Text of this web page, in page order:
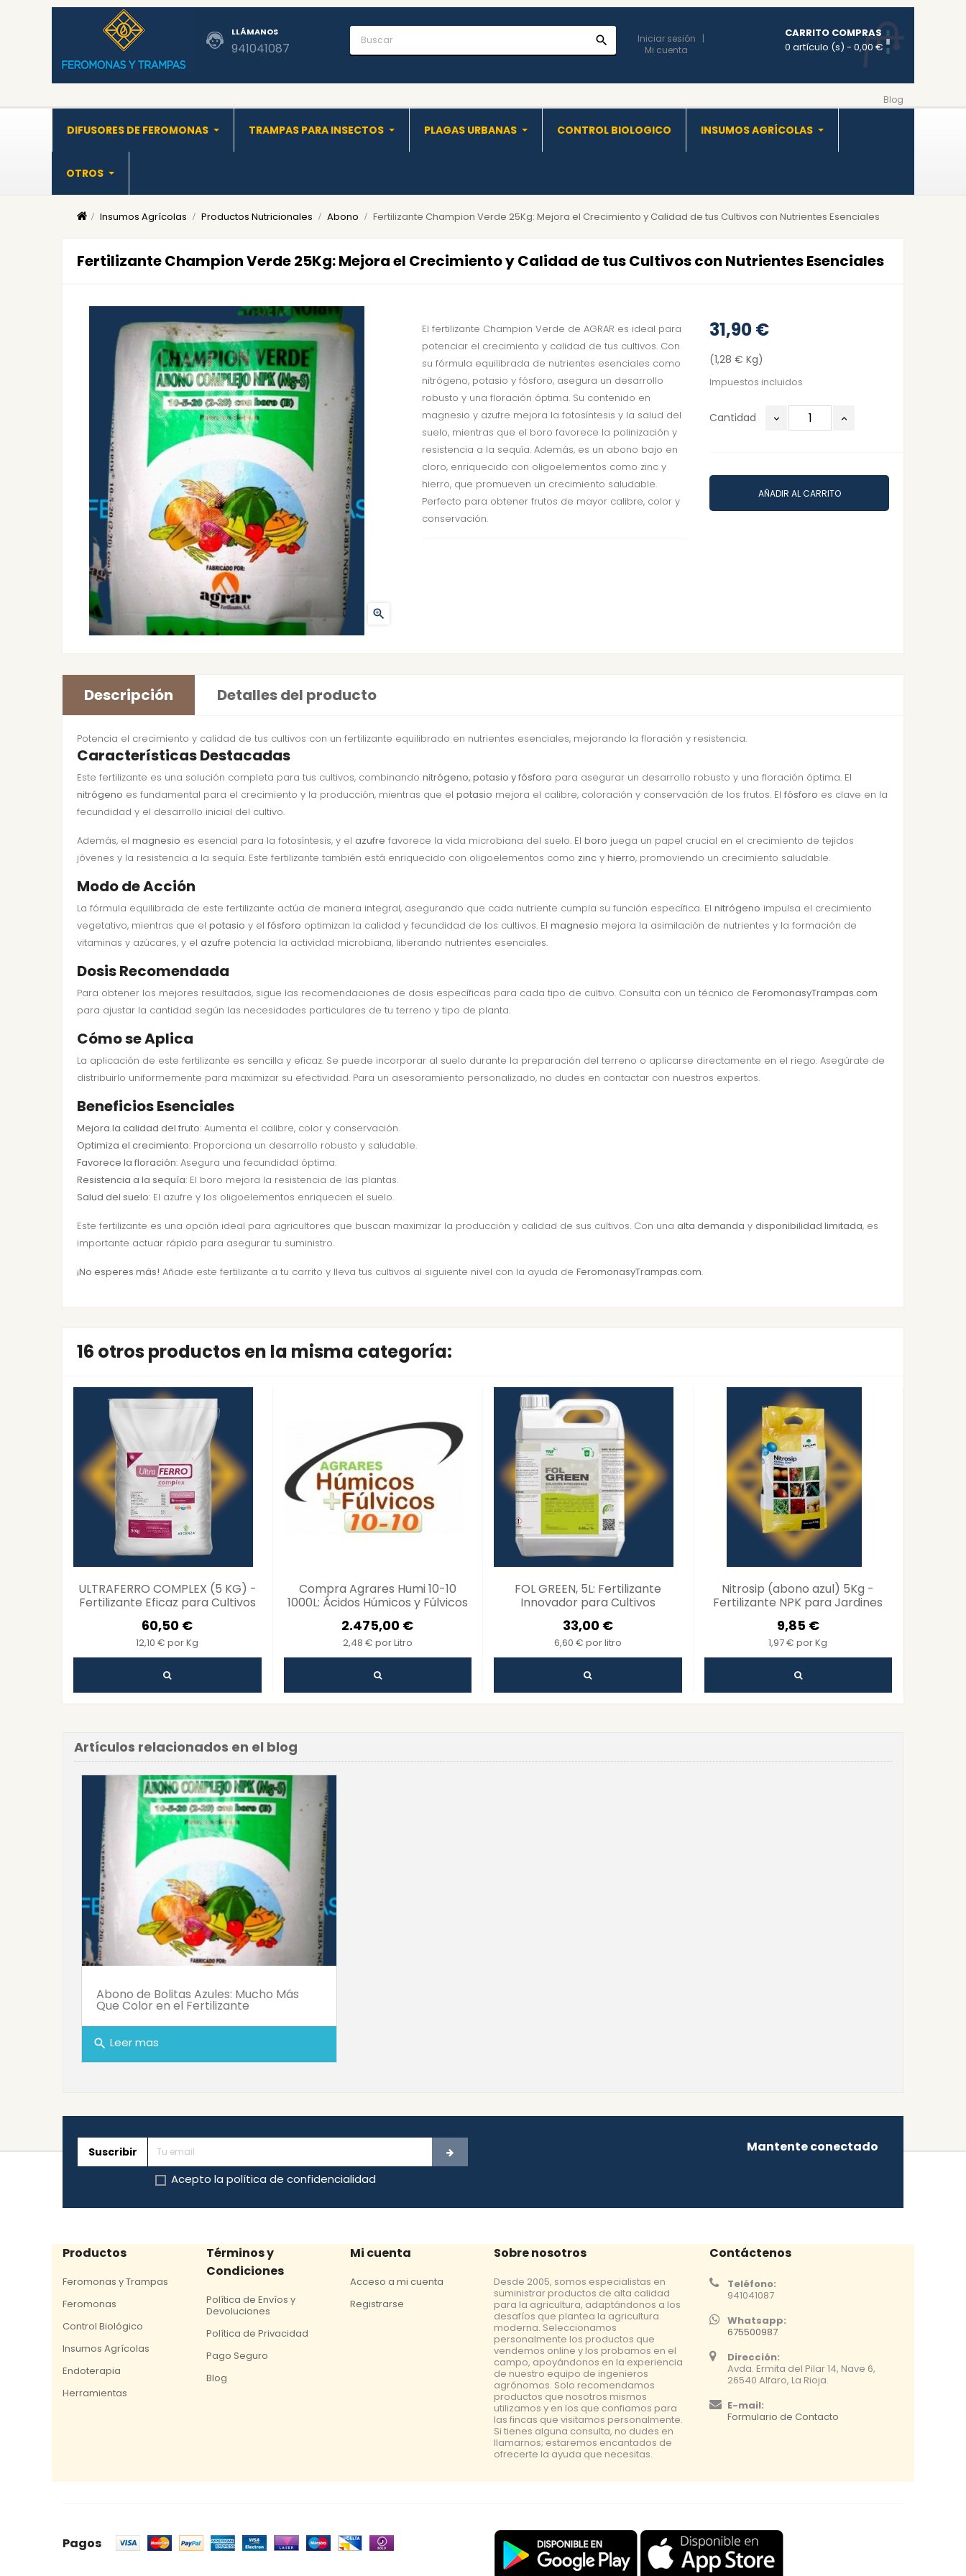
LLÁMANOS
941041087 search
Iniciar sesión
Mi cuenta
CARRITO COMPRAS
0 artículo (s) - 0,00 €
Blog
DIFUSORES DE FEROMONAS TRAMPAS PARA INSECTOS PLAGAS URBANAS CONTROL BIOLOGICO INSUMOS AGRÍCOLAS
OTROS
Insumos Agrícolas Productos Nutricionales Abono Fertilizante Champion Verde 25Kg: Mejora el Crecimiento y Calidad de tus Cultivos con Nutrientes Esenciales
Fertilizante Champion Verde 25Kg: Mejora el Crecimiento y Calidad de tus Cultivos con Nutrientes Esenciales

31,90 €
(1,28 € Kg)
Impuestos incluidos
Cantidad
AÑADIR AL CARRITO
El fertilizante Champion Verde de AGRAR es ideal para
potenciar el crecimiento y calidad de tus cultivos. Con
su fórmula equilibrada de nutrientes esenciales como
nitrógeno, potasio y fósforo, asegura un desarrollo
robusto y una floración óptima. Su contenido en
magnesio y azufre mejora la fotosíntesis y la salud del
suelo, mientras que el boro favorece la polinización y
resistencia a la sequía. Además, es un abono bajo en
cloro, enriquecido con oligoelementos como zinc y
hierro, que promueven un crecimiento saludable.
Perfecto para obtener frutos de mayor calibre, color y
conservación.
Descripción Detalles del producto
Potencia el crecimiento y calidad de tus cultivos con un fertilizante equilibrado en nutrientes esenciales, mejorando la floración y resistencia.
Características Destacadas
Este fertilizante es una solución completa para tus cultivos, combinando nitrógeno, potasio y fósforo para asegurar un desarrollo robusto y una floración óptima. El
nitrógeno es fundamental para el crecimiento y la producción, mientras que el potasio mejora el calibre, coloración y conservación de los frutos. El fósforo es clave en la
fecundidad y el desarrollo inicial del cultivo.
Además, el magnesio es esencial para la fotosíntesis, y el azufre favorece la vida microbiana del suelo. El boro juega un papel crucial en el crecimiento de tejidos
jóvenes y la resistencia a la sequía. Este fertilizante también está enriquecido con oligoelementos como zinc y hierro, promoviendo un crecimiento saludable.
Modo de Acción
La fórmula equilibrada de este fertilizante actúa de manera integral, asegurando que cada nutriente cumpla su función específica. El nitrógeno impulsa el crecimiento
vegetativo, mientras que el potasio y el fósforo optimizan la calidad y fecundidad de los cultivos. El magnesio mejora la asimilación de nutrientes y la formación de
vitaminas y azúcares, y el azufre potencia la actividad microbiana, liberando nutrientes esenciales.
Dosis Recomendada
Para obtener los mejores resultados, sigue las recomendaciones de dosis específicas para cada tipo de cultivo. Consulta con un técnico de FeromonasyTrampas.com
para ajustar la cantidad según las necesidades particulares de tu terreno y tipo de planta.
Cómo se Aplica
La aplicación de este fertilizante es sencilla y eficaz. Se puede incorporar al suelo durante la preparación del terreno o aplicarse directamente en el riego. Asegúrate de
distribuirlo uniformemente para maximizar su efectividad. Para un asesoramiento personalizado, no dudes en contactar con nuestros expertos.
Beneficios Esenciales
Mejora la calidad del fruto: Aumenta el calibre, color y conservación.
Optimiza el crecimiento: Proporciona un desarrollo robusto y saludable.
Favorece la floración: Asegura una fecundidad óptima.
Resistencia a la sequía: El boro mejora la resistencia de las plantas.
Salud del suelo: El azufre y los oligoelementos enriquecen el suelo.
Este fertilizante es una opción ideal para agricultores que buscan maximizar la producción y calidad de sus cultivos. Con una alta demanda y disponibilidad limitada, es
importante actuar rápido para asegurar tu suministro.
¡No esperes más! Añade este fertilizante a tu carrito y lleva tus cultivos al siguiente nivel con la ayuda de FeromonasyTrampas.com.
16 otros productos en la misma categoría:
ULTRAFERRO COMPLEX (5 KG) -
Fertilizante Eficaz para Cultivos
Vigorosos
60,50 €
12,10 € por Kg
Compra Agrares Humi 10-10
1000L: Ácidos Húmicos y Fúlvicos
Suelo
2.475,00 €
2,48 € por Litro
FOL GREEN, 5L: Fertilizante
Innovador para Cultivos
Saludables
33,00 €
6,60 € por litro
Nitrosip (abono azul) 5Kg -
Fertilizante NPK para Jardines
9,85 €
1,97 € por Kg
Artículos relacionados en el blog
Abono de Bolitas Azules: Mucho Más
Que Color en el Fertilizante
search Leer mas
Suscribir
Acepto la política de confidencialidad
Mantente conectado
Productos
Feromonas y Trampas
Feromonas
Control Biológico
Insumos Agrícolas
Endoterapia
Herramientas
Términos y
Condiciones
Política de Envíos y
Devoluciones
Política de Privacidad
Pago Seguro
Blog
Mi cuenta
Acceso a mi cuenta
Registrarse
Sobre nosotros
Desde 2005, somos especialistas en
suministrar productos de alta calidad
para la agricultura, adaptándonos a los
desafíos que plantea la agricultura
moderna. Seleccionamos
personalmente los productos que
vendemos online y los probamos en el
campo, apoyándonos en la experiencia
de nuestro equipo de ingenieros
agrónomos. Solo recomendamos
productos que nosotros mismos
utilizamos y en los que confiamos para
las fincas que visitamos personalmente.
Si tienes alguna consulta, no dudes en
llamarnos; estaremos encantados de
ofrecerte la ayuda que necesitas.
Contáctenos
Teléfono:
941041087
Whatsapp:
675500987
Dirección:
Avda. Ermita del Pilar 14, Nave 6,
26540 Alfaro, La Rioja.
E-mail:
Formulario de Contacto
Pagos